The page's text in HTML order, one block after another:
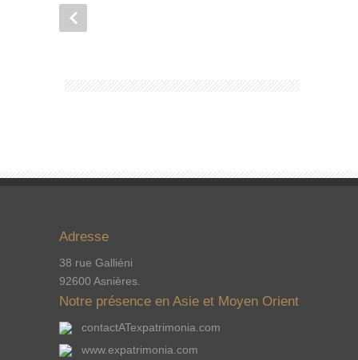
Adresse
38 rue Galliéni
92600 Asnières.
Notre présence en Asie et Moyen Orient
contactATexpatrimonia.com
www.expatrimonia.com